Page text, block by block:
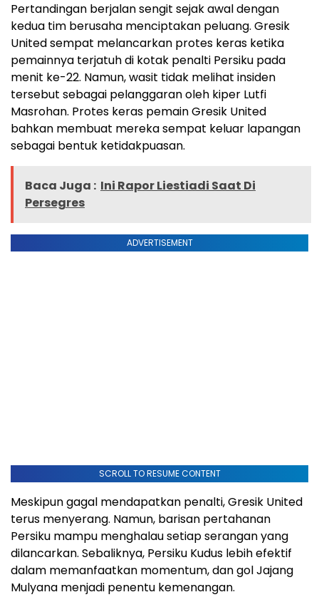
Pertandingan berjalan sengit sejak awal dengan
kedua tim berusaha menciptakan peluang. Gresik
United sempat melancarkan protes keras ketika
pemainnya terjatuh di kotak penalti Persiku pada
menit ke-22. Namun, wasit tidak melihat insiden
tersebut sebagai pelanggaran oleh kiper Lutfi
Masrohan. Protes keras pemain Gresik United
bahkan membuat mereka sempat keluar lapangan
sebagai bentuk ketidakpuasan.
Baca Juga : Ini Rapor Liestiadi Saat Di
Persegres
ADVERTISEMENT
SCROLL TO RESUME CONTENT
Meskipun gagal mendapatkan penalti, Gresik United
terus menyerang. Namun, barisan pertahanan
Persiku mampu menghalau setiap serangan yang
dilancarkan. Sebaliknya, Persiku Kudus lebih efektif
dalam memanfaatkan momentum, dan gol Jajang
Mulyana menjadi penentu kemenangan.